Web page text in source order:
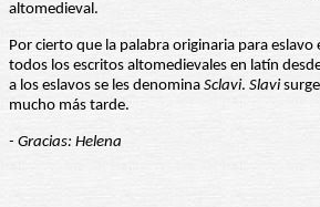
altomedieval.
Por cierto que la palabra originaria para eslavo
todos los escritos altomedievales en latín
a los eslavos se les denomina Sclavi. Slavi
mucho más tarde.
- Gracias: Helena